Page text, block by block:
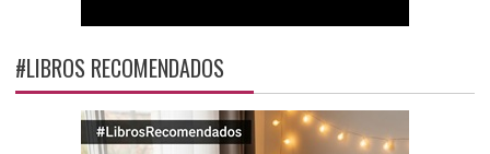
#LIBROS RECOMENDADOS